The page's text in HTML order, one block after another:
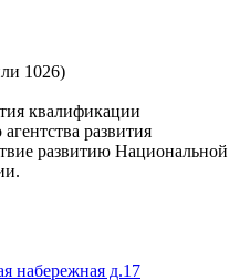
1026)
квалификации
развития
развитию Национальной
набережная д.17